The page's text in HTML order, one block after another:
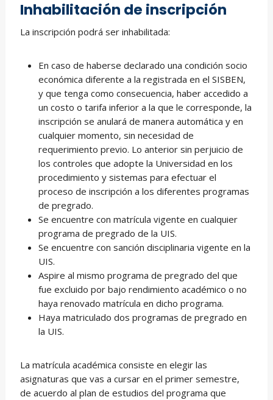
Inhabilitación de inscripción
La inscripción podrá ser inhabilitada:
En caso de haberse declarado una condición socio
económica diferente a la registrada en el SISBEN,
y que tenga como consecuencia, haber accedido a
un costo o tarifa inferior a la que le corresponde, la
inscripción se anulará de manera automática y en
cualquier momento, sin necesidad de
requerimiento previo. Lo anterior sin perjuicio de
los controles que adopte la Universidad en los
procedimiento y sistemas para efectuar el
proceso de inscripción a los diferentes programas
de pregrado.
Se encuentre con matrícula vigente en cualquier
programa de pregrado de la UIS.
Se encuentre con sanción disciplinaria vigente en la
UIS.
Aspire al mismo programa de pregrado del que
fue excluido por bajo rendimiento académico o no
haya renovado matrícula en dicho programa.
Haya matriculado dos programas de pregrado en
la UIS.
La matrícula académica consiste en elegir las
asignaturas que vas a cursar en el primer semestre,
de acuerdo al plan de estudios del programa que